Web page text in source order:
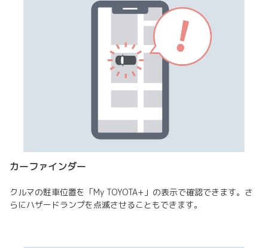
カーファインダー
クルマの駐車位置を「My TOYOTA+」の表示で確認できます。さ
らにハザードランプを点滅させることもできます。